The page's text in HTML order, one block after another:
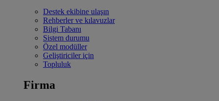
Destek ekibine ulaşın
Rehberler ve kılavuzlar
Bilgi Tabanı
Sistem durumu
Özel modüller
Geliştiriciler için
Topluluk
Firma